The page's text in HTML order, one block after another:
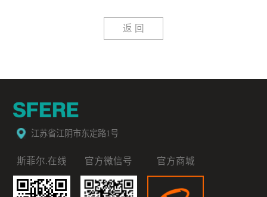
返 回
江苏省江阴市东定路1号
斯菲尔.在线 官方微信号 官方商城